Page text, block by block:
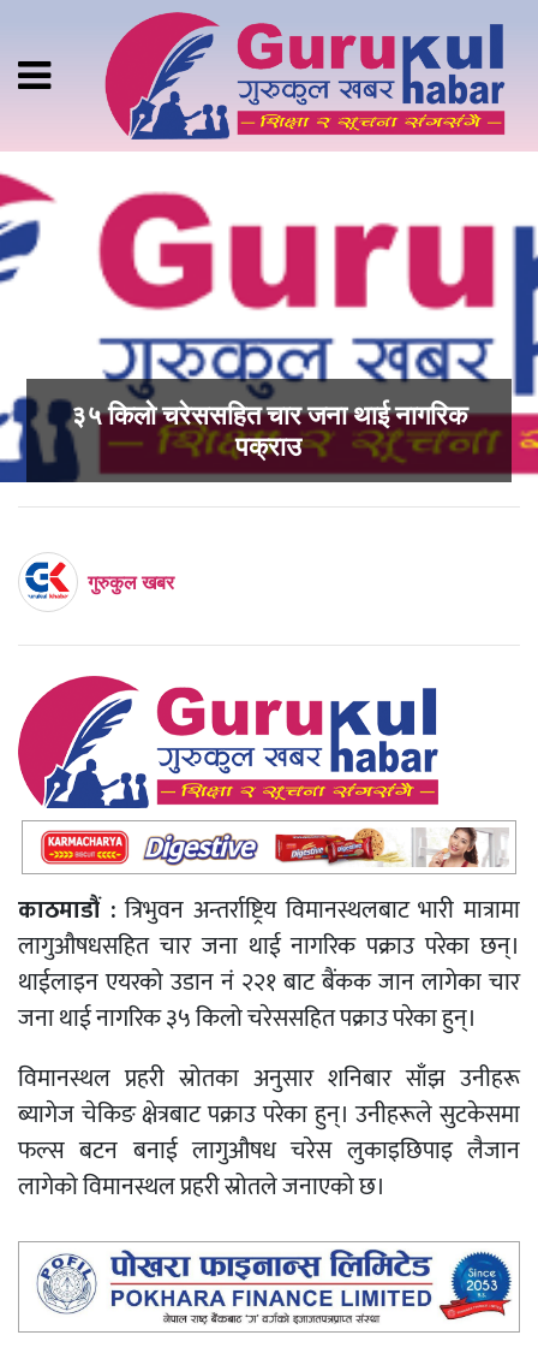
३५ किलो चरेससहित चार जना थाई नागरिक
पक्राउ
गुरुकुल खबर
काठमाडौं : त्रिभुवन अन्तर्राष्ट्रिय विमानस्थलबाट भारी मात्रामा
लागुऔषधसहित चार जना थाई नागरिक पक्राउ परेका छन्।
थाईलाइन एयरको उडान नं २२१ बाट बैंकक जान लागेका चार
जना थाई नागरिक ३५ किलो चरेससहित पक्राउ परेका हुन्।
विमानस्थल प्रहरी स्रोतका अनुसार शनिबार साँझ उनीहरू
ब्यागेज चेकिङ क्षेत्रबाट पक्राउ परेका हुन्। उनीहरूले सुटकेसमा
फल्स बटन बनाई लागुऔषध चरेस लुकाइछिपाइ लैजान
लागेको विमानस्थल प्रहरी स्रोतले जनाएको छ।